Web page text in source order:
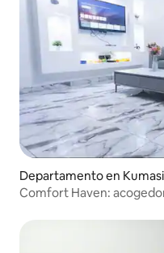
Departamento en Kumasi
Comfort Haven: